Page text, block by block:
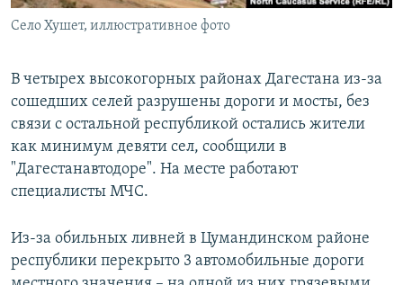
Все сайты РСЕ/РС
Село Хушет, иллюстративное фото
В четырех высокогорных районах Дагестана из-за
сошедших селей разрушены дороги и мосты, без
связи с остальной республикой остались жители
как минимум девяти сел, сообщили в
"Дагестанавтодоре". На месте работают
специалисты МЧС.
Из-за обильных ливней в Цумандинском районе
республики перекрыто 3 автомобильные дороги